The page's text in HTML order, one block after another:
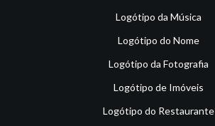
Logótipo da Música
Logótipo do Nome
Logótipo da Fotografia
Logótipo de Imóveis
Logótipo do Restaurante